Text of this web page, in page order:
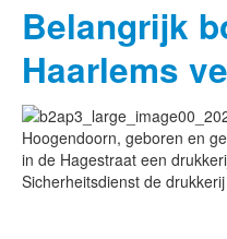
Belangrijk
Haarlems
Hoogendoorn, geboren en
in de Hagestraat een
Sicherheitsdienst de